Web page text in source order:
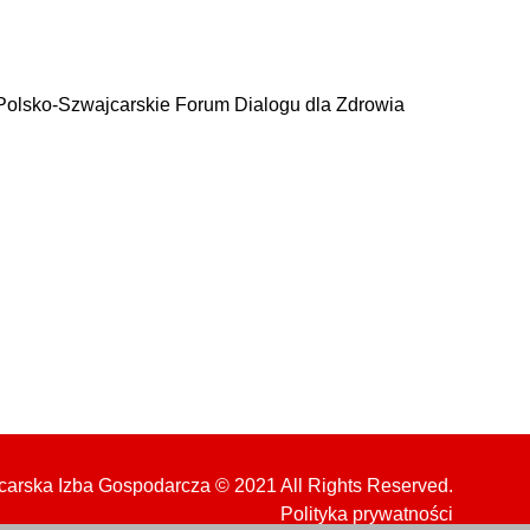
Szwajcarskie Forum Dialogu dla Zdrowia
Izba Gospodarcza © 2021 All Rights Reserved.
Polityka prywatności